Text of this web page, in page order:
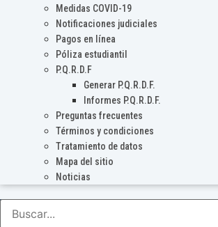
Medidas COVID-19
Notificaciones judiciales
Pagos en línea
Póliza estudiantil
P.Q.R.D.F
Generar P.Q.R.D.F.
Informes P.Q.R.D.F.
Preguntas frecuentes
Términos y condiciones
Tratamiento de datos
Mapa del sitio
Noticias